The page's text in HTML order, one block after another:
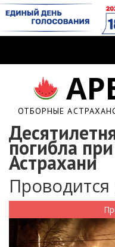
ОТБОРНЫЕ
погибла
Астрахани